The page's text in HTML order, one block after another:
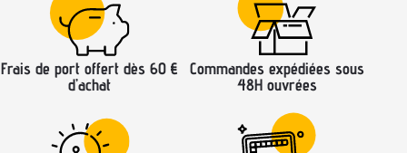
Frais de port offert dès 60 €
d’achat
Commandes expédiées sous
48H ouvrées